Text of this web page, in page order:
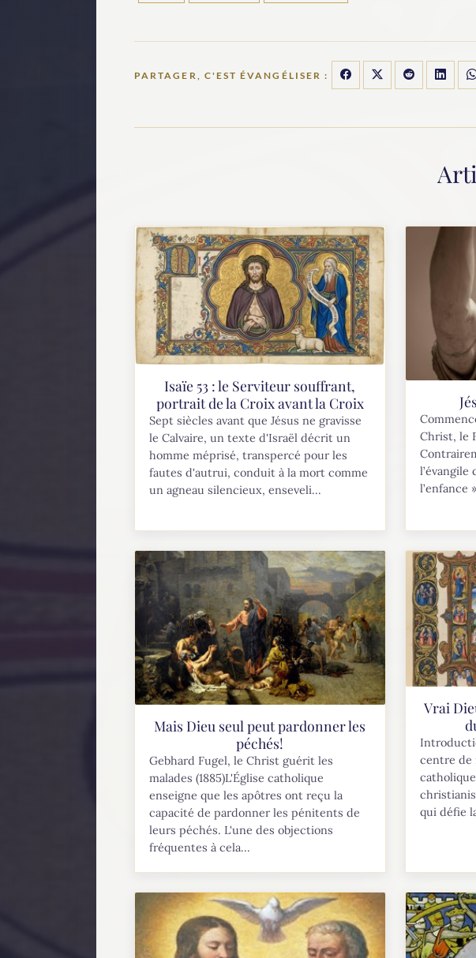
PARTAGER, C'EST ÉVANGÉLISER :
Isaïe 53 : le Serviteur souffrant,
portrait de la Croix avant la Croix
Sept siècles avant que Jésus ne gravisse
le Calvaire, un texte d'Israël décrit un
homme méprisé, transpercé pour les
fautes d'autrui, conduit à la mort comme
un agneau silencieux, enseveli...
Christ, le
l’évangile
l’enfance
Mais Dieu seul peut pardonner les
péchés!
Gebhard Fugel, le Christ guérit les
malades (1885)L'Église catholique
enseigne que les apôtres ont reçu la
capacité de pardonner les pénitents de
leurs péchés. L'une des objections
fréquentes à cela...
Vrai
centre de
qui défie